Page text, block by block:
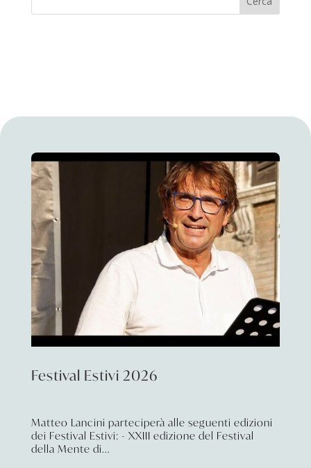
Festival Estivi 2026
Matteo Lancini parteciperà alle seguenti edizioni
dei Festival Estivi: - XXIII edizione del Festival
della Mente di...